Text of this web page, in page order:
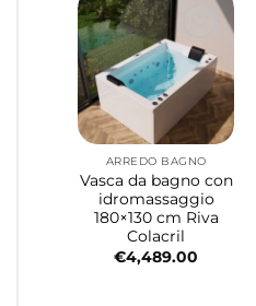
ARREDO BAGNO
Vasca da bagno con
idromassaggio
180×130 cm Riva
Colacril
€4,489.00